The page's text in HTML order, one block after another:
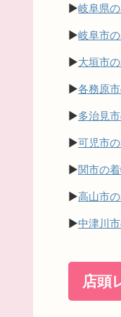
▶岐阜県
▶岐阜市
▶大垣市
▶各務原
▶多治見
▶可児市
▶関市の
▶高山市
▶中津川
店頭